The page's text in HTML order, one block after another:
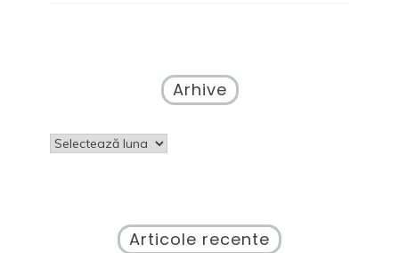
Arhive
Arhive
Articole recente